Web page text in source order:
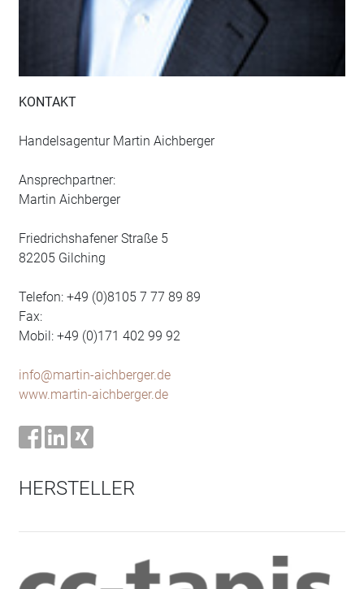
KONTAKT
Handelsagentur Martin Aichberger
Ansprechpartner:
Martin Aichberger
Friedrichshafener Straße 5
82205 Gilching
Telefon: +49 (0)8105 7 77 89 89
Fax:
Mobil: +49 (0)171 402 99 92
info@martin-aichberger.de
www.martin-aichberger.de
HERSTELLER